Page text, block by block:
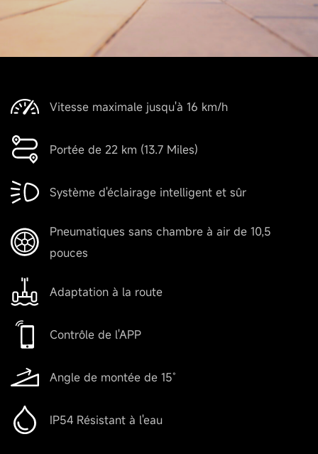
Vitesse maximale jusqu'à 16 km/h
Portée de 22 km (13.7 Miles)
Système d'éclairage intelligent et sûr
Pneumatiques sans chambre à air de 10,5
pouces
Adaptation à la route
Contrôle de l'APP
Angle de montée de 15˚
IP54 Résistant à l'eau